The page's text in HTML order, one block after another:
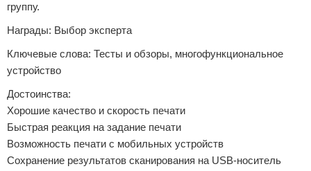
группу.
Награды: Выбор эксперта
Ключевые слова: Тесты и обзоры, многофункциональное
устройство
Достоинства:
Хорошие качество и скорость печати
Быстрая реакция на задание печати
Возможность печати с мобильных устройств
Сохранение результатов сканирования на USB-носитель